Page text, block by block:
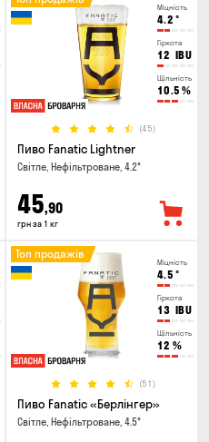
Міцність
4.2 °
Гіркота
12 IBU
Щільність
10.5 %
(45)
Пиво Fanatic Lightner
Світле, Нефільтроване, 4.2°
45,90
грн за 1 кг
Міцність
4.5 °
Гіркота
13 IBU
Щільність
12 %
(51)
Топ продажів
Пиво Fanatic «Берлінгер»
Світле, Нефільтроване, 4.5°